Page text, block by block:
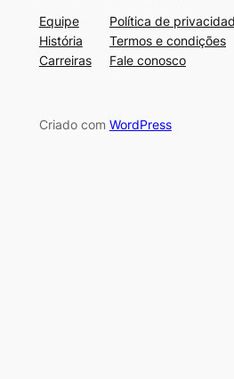
Equipe
História
Carreiras
Política de
Termos e condições
Fale conosco
Criado com WordPress